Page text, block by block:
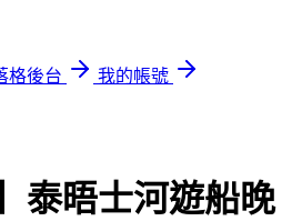
格後台
我的帳號
泰晤士河遊船晚